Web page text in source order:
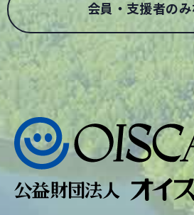
会員・支援者の